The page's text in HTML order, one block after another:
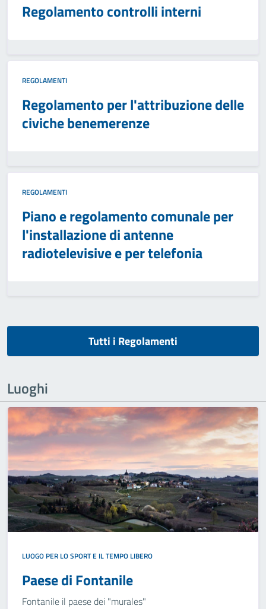
Regolamento controlli interni
REGOLAMENTI
Regolamento per l'attribuzione delle
civiche benemerenze
REGOLAMENTI
Piano e regolamento comunale per
l'installazione di antenne
radiotelevisive e per telefonia
Tutti i Regolamenti
Luoghi
LUOGO PER LO SPORT E IL TEMPO LIBERO
Paese di Fontanile
Fontanile il paese dei "murales"